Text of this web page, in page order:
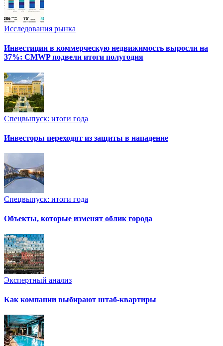
Исследования рынка
Инвестиции в коммерческую недвижимость выросли на
37%: CMWP подвели итоги полугодия
Спецвыпуск: итоги года
Инвесторы переходят из защиты в нападение
Спецвыпуск: итоги года
Объекты, которые изменят облик города
Экспертный анализ
Как компании выбирают штаб-квартиры